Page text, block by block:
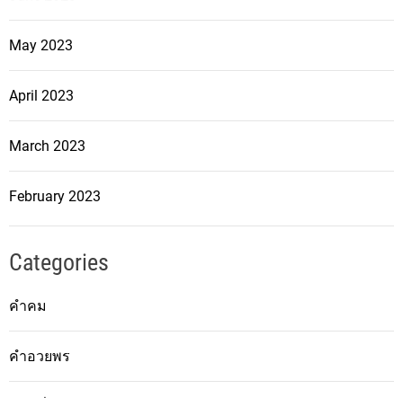
May 2023
April 2023
March 2023
February 2023
Categories
คำคม
คำอวยพร